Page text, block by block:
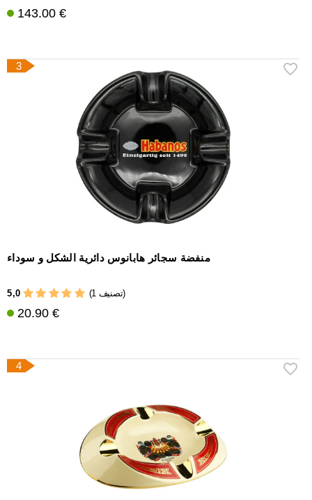
143.00 €
3
منفضة سجائر هابانوس دائرية الشكل و سوداء
5,0 (1 تصنيف)
20.90 €
4